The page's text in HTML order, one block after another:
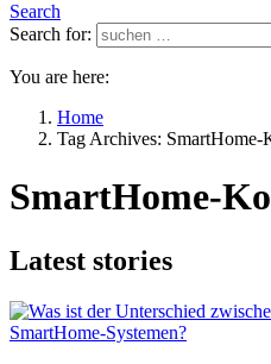
Search
Search for:
You are here:
Home
Tag Archives:
SmartHome-
Latest stories